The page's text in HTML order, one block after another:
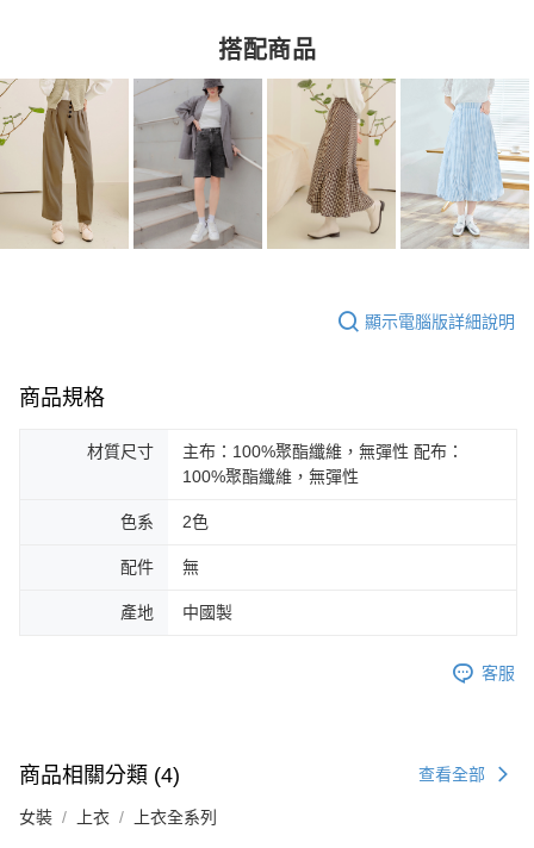
搭配商品
顯示電腦版詳細說明
商品規格
材質尺寸
主布：100%聚酯纖維，無彈性 配布：
100%聚酯纖維，無彈性
色系 2色
配件 無
產地 中國製
客服
商品相關分類 (4) 查看全部
女裝 上衣 上衣全系列